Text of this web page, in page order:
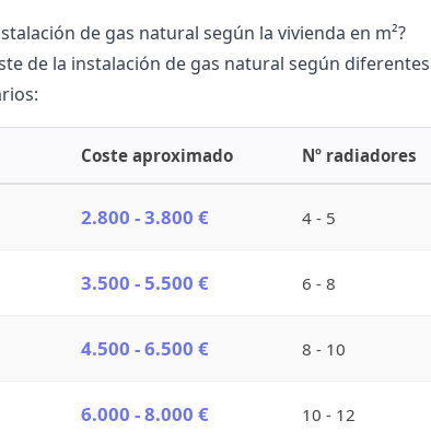
de gas natural según la vivienda en m²?
de la instalación de gas natural según
Coste aproximado Nº radiadores
2.800 - 3.800 € 4 - 5
3.500 - 5.500 € 6 - 8
4.500 - 6.500 € 8 - 10
6.000 - 8.000 € 10 - 12